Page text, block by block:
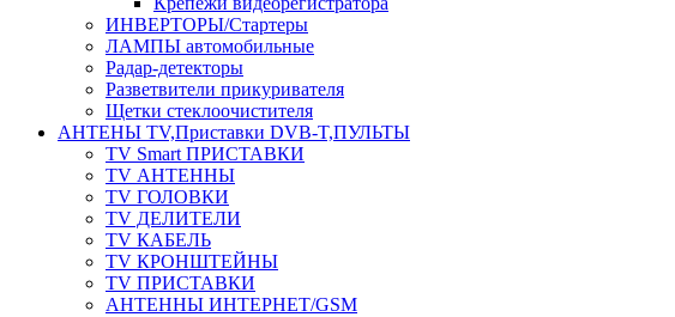
ИНВЕРТОРЫ/Стартеры
ЛАМПЫ автомобильные
Радар-детекторы
Разветвители прикуривателя
Щетки стеклоочистителя
АНТЕНЫ ТV,Приставки DVB-T,ПУЛЬТЫ
TV Smart ПРИСТАВКИ
TV АНТЕННЫ
TV ГОЛОВКИ
TV ДЕЛИТЕЛИ
TV КАБЕЛЬ
TV КРОНШТЕЙНЫ
TV ПРИСТАВКИ
АНТЕННЫ ИНТЕРНЕТ/GSM